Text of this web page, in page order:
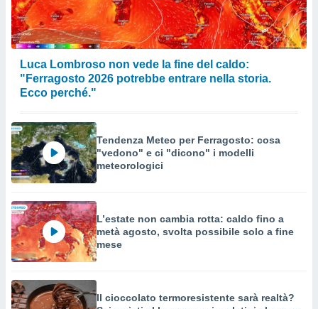
Luca Lombroso non vede la fine del caldo:
"Ferragosto 2026 potrebbe entrare nella storia.
Ecco perché."
Tendenza Meteo per Ferragosto: cosa
"vedono" e ci "dicono" i modelli
meteorologici
L’estate non cambia rotta: caldo fino a
metà agosto, svolta possibile solo a fine
mese
Il cioccolato termoresistente sarà realtà?